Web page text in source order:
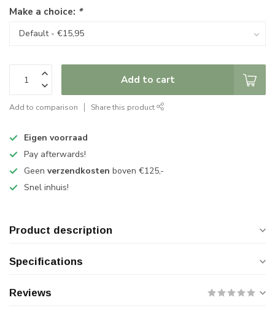
Make a choice: *
Add to cart
Add to comparison Share this product
Eigen voorraad
Pay afterwards!
Geen verzendkosten boven €125,-
Snel inhuis!
Product description
Specifications
Reviews